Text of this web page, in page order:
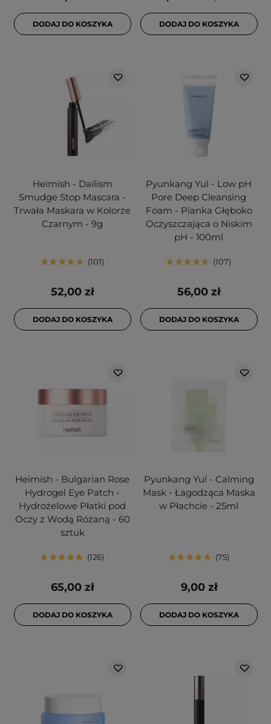
DODAJ DO KOSZYKA DODAJ DO KOSZYKA
Heimish - Dailism
Smudge Stop Mascara -
Trwała Maskara w Kolorze
Czarnym - 9g
101
52,00 zł
DODAJ DO KOSZYKA
Pyunkang Yul - Low pH
Pore Deep Cleansing
Foam - Pianka Głęboko
Oczyszczająca o Niskim
pH - 100ml
107
56,00 zł
DODAJ DO KOSZYKA
Heimish - Bulgarian Rose
Hydrogel Eye Patch -
Hydrożelowe Płatki pod
Oczy z Wodą Różaną - 60
sztuk
126
65,00 zł
DODAJ DO KOSZYKA
Pyunkang Yul - Calming
Mask - Łagodząca Maska
w Płachcie - 25ml
75
9,00 zł
DODAJ DO KOSZYKA